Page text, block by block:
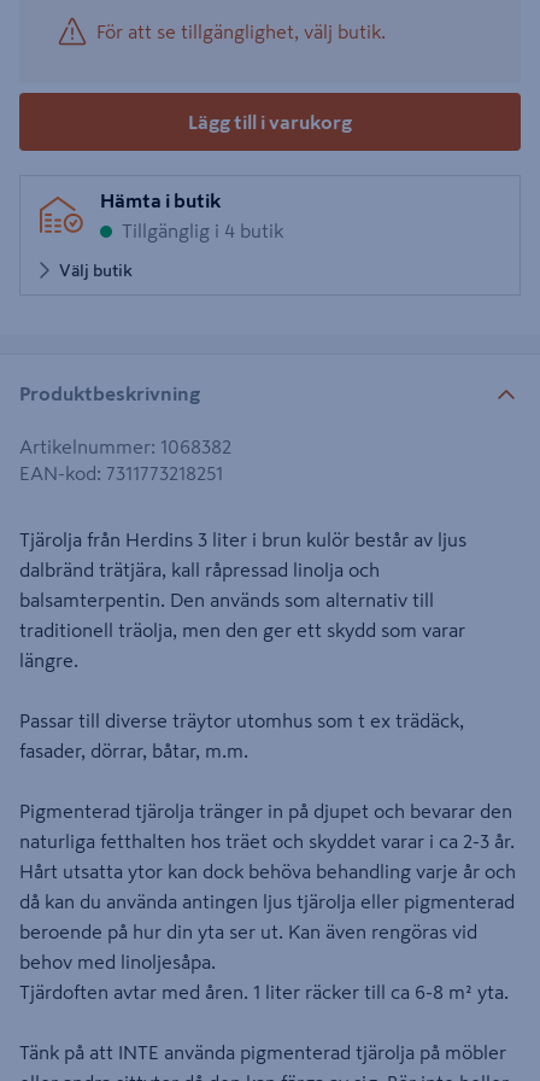
För att se tillgänglighet, välj butik.
Lägg till i varukorg
Hämta i butik
Tillgänglig i 4 butik
Välj butik
Produktbeskrivning
Artikelnummer: 1068382
EAN-kod: 7311773218251
Tjärolja från Herdins 3 liter i brun kulör består av ljus
dalbränd trätjära, kall råpressad linolja och
balsamterpentin. Den används som alternativ till
traditionell träolja, men den ger ett skydd som varar
längre.
Passar till diverse träytor utomhus som t ex trädäck,
fasader, dörrar, båtar, m.m.
Pigmenterad tjärolja tränger in på djupet och bevarar den
naturliga fetthalten hos träet och skyddet varar i ca 2-3 år.
Hårt utsatta ytor kan dock behöva behandling varje år och
då kan du använda antingen ljus tjärolja eller pigmenterad
beroende på hur din yta ser ut. Kan även rengöras vid
behov med linoljesåpa.
Tjärdoften avtar med åren. 1 liter räcker till ca 6-8 m² yta.
Tänk på att INTE använda pigmenterad tjärolja på möbler